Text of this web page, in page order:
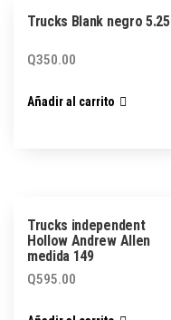
Trucks Blank negro 5.25
Q350.00
Añadir al carrito
Trucks independent
Hollow Andrew Allen
medida 149
Q595.00